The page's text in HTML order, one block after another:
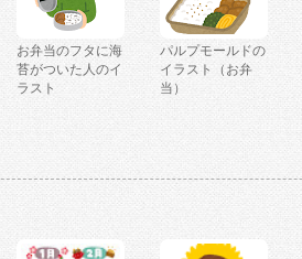
お弁当のフタに海
苔がついた人のイ
ラスト
パルプモールドの
イラスト（お弁
当）